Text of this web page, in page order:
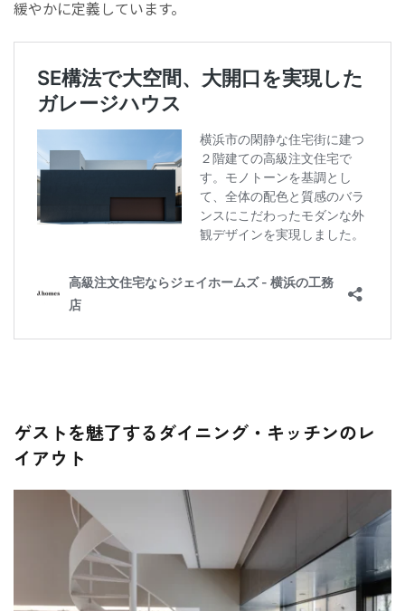
緩やかに定義しています。
ゲストを魅了するダイニング・キッチンのレ
イアウト